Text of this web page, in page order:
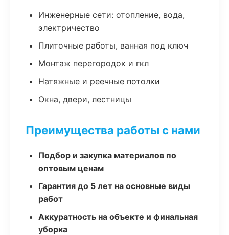
Инженерные сети: отопление, вода,
электричество
Плиточные работы, ванная под ключ
Монтаж перегородок и гкл
Натяжные и реечные потолки
Окна, двери, лестницы
Преимущества работы с нами
Подбор и закупка материалов по
оптовым ценам
Гарантия до 5 лет на основные виды
работ
Аккуратность на объекте и финальная
уборка